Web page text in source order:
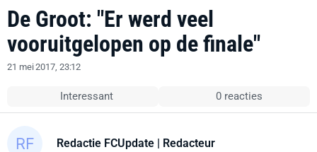
De Groot: "Er werd veel
vooruitgelopen op de finale"
21 mei 2017, 23:12
Interessant 0 reacties
Redactie FCUpdate | Redacteur